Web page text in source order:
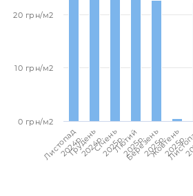
Листопад
2024p.
Грудень
2024p.Січень
2025p.Лютий
2025p.
Березень
2025p.
Жовтень
2025p.
0 грн/м2
10 грн/м2
20 грн/м2